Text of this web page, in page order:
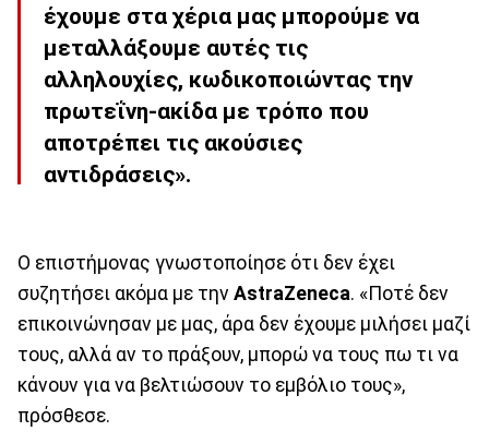
έχουμε στα χέρια μας μπορούμε να
μεταλλάξουμε αυτές τις
αλληλουχίες, κωδικοποιώντας την
πρωτεΐνη-ακίδα με τρόπο που
αποτρέπει τις ακούσιες
αντιδράσεις».
Ο επιστήμονας γνωστοποίησε ότι δεν έχει
συζητήσει ακόμα με την AstraZeneca. «Ποτέ δεν
επικοινώνησαν με μας, άρα δεν έχουμε μιλήσει μαζί
τους, αλλά αν το πράξουν, μπορώ να τους πω τι να
κάνουν για να βελτιώσουν το εμβόλιο τους»,
πρόσθεσε.